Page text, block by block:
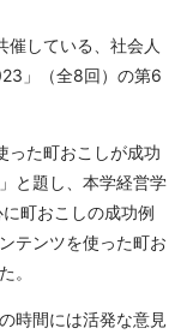
催している、社会人
」（全8回）の第6
った町おこしが成功
と題し、本学経営学
町おこしの成功例
テンツを使った町お
。
時間には活発な意見